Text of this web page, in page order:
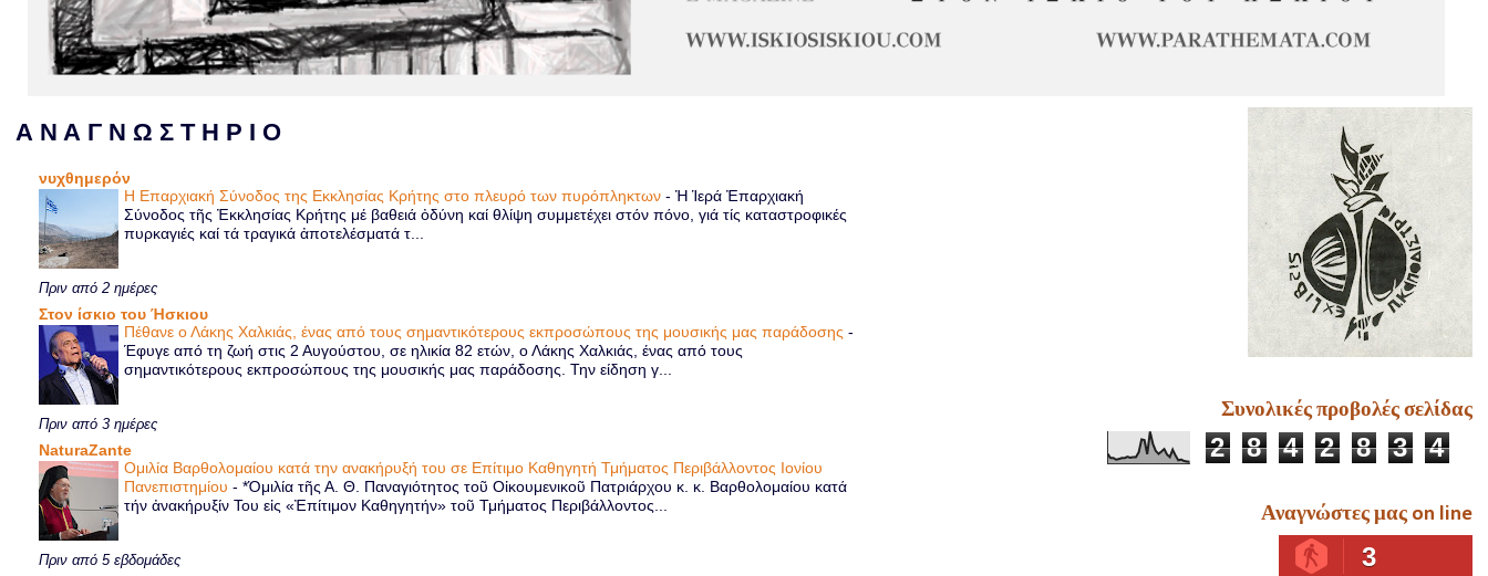
Α Ν Α Γ Ν Ω Σ Τ Η Ρ Ι Ο
νυχθημερόν
Η Επαρχιακή Σύνοδος της Εκκλησίας Κρήτης στο πλευρό των πυρόπληκτων-Ἡ Ἱερά Ἐπαρχιακή
Σύνοδος τῆς Ἐκκλησίας Κρήτης μέ βαθειά ὀδύνη καί θλίψη συμμετέχει στόν πόνο, γιά τίς καταστροφικές
πυρκαγιές καί τά τραγικά ἀποτελέσματά τ...
Πριν από 2 ημέρες
Στον ίσκιο του Ήσκιου
Πέθανε ο Λάκης Χαλκιάς, ένας από τους σημαντικότερους εκπροσώπους της μουσικής μας παράδοσης-
Έφυγε από τη ζωή στις 2 Αυγούστου, σε ηλικία 82 ετών, ο Λάκης Χαλκιάς, ένας από τους
σημαντικότερους εκπροσώπους της μουσικής μας παράδοσης. Την είδηση γ...
Πριν από 3 ημέρες
NaturaZante
Ομιλία Βαρθολομαίου κατά την ανακήρυξή του σε Επίτιμο Καθηγητή Τμήματος Περιβάλλοντος Ιονίου
Πανεπιστημίου-*Ὁμιλία τῆς Α. Θ. Παναγιότητος τοῦ Οἰκουμενικοῦ Πατριάρχου κ. κ. Βαρθολομαίου κατά
τήν ἀνακήρυξίν Του εἰς «Ἐπίτιμον Καθηγητήν» τοῦ Τμήματος Περιβάλλοντος...
Πριν από 5 εβδομάδες
Συνολικές προβολές σελίδας
2 8 4 2 8 3 4
Αναγνώστες μας on line
3